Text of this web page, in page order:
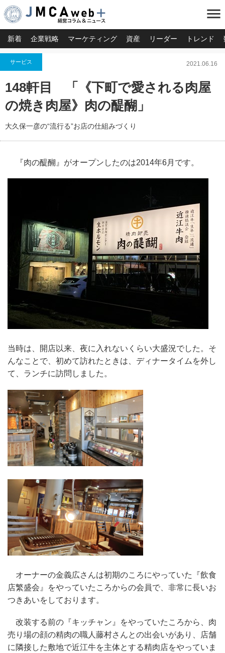
menu
新着 企業戦略 マーケティング 資産 リーダー トレンド
サービス 2021.06.16
148軒目 「《下町で愛される肉屋
の焼き肉屋》肉の醍醐」
大久保一彦の“流行る”お店の仕組みづくり
『肉の醍醐』がオープンしたのは2014年6月です。
当時は、開店以来、夜に入れないくらい大盛況でした。そ
んなことで、初めて訪れたときは、ディナータイムを外し
て、ランチに訪問しました。
オーナーの金義広さんは初期のころにやっていた『飲食
店繁盛会』をやっていたころからの会員で、非常に長いお
つきあいをしております。
改装する前の『キッチャン』をやっていたころから、肉
売り場の顔の精肉の職人藤村さんとの出会いがあり、店舗
に隣接した敷地で近江牛を主体とする精肉店をやっていま